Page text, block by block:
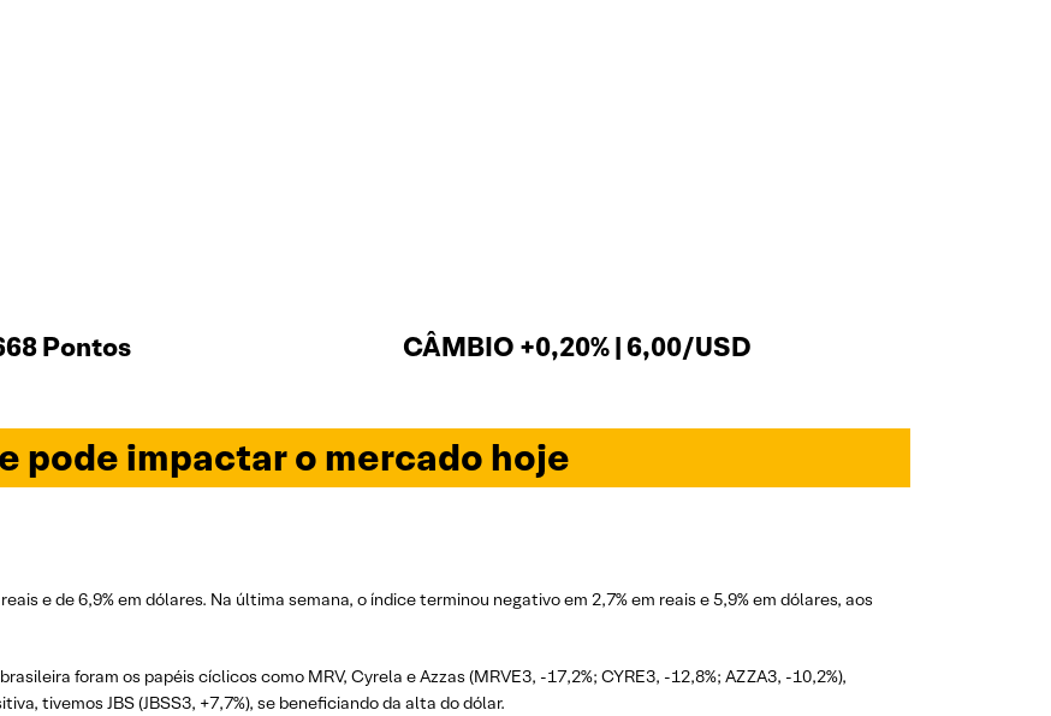
Pontos CÂMBIO +0,20% | 6,00/USD
pode impactar o mercado hoje
e de 6,9% em dólares. Na última semana, o índice terminou negativo em 2,7% em reais e 5,9% em dólares, aos
foram os papéis cíclicos como MRV, Cyrela e Azzas (MRVE3, -17,2%; CYRE3, -12,8%; AZZA3, -10,2%),
tivemos JBS (JBSS3, +7,7%), se beneficiando da alta do dólar.